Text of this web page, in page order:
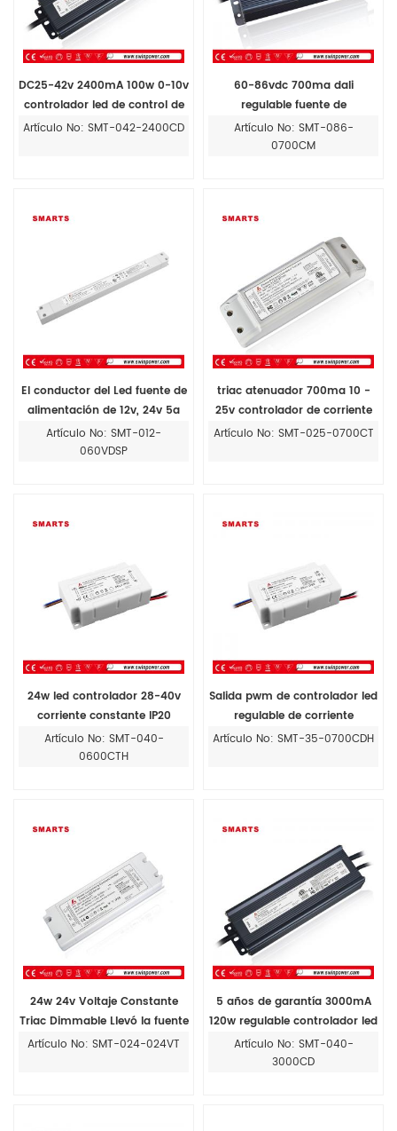
DC25-42v 2400mA 100w 0-10v
controlador led de control de
atenuación para luz led
Artículo No: SMT-042-2400CD
60-86vdc 700ma dali
regulable fuente de
alimentación ac dc
Artículo No: SMT-086-
0700CM
El conductor del Led fuente de
alimentación de 12v, 24v 5a
2,5 a 60w delgada cubierta de
tamaño de fuente de
Artículo No: SMT-012-
060VDSP
triac atenuador 700ma 10 -
25v controlador de corriente
constante
Artículo No: SMT-025-0700CT
24w led controlador 28-40v
corriente constante IP20
electrónica 600mA de ca a la
fuente de alimentación de cc
Artículo No: SMT-040-
0600CTH
Salida pwm de controlador led
regulable de corriente
constante 700ma
Artículo No: SMT-35-0700CDH
24w 24v Voltaje Constante
Triac Dimmable Llevó la fuente
de Alimentación
Artículo No: SMT-024-024VT
5 años de garantía 3000mA
120w regulable controlador led
para 0-10v control de
atenuación
Artículo No: SMT-040-
3000CD